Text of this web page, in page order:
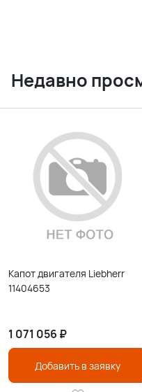
Недавно
Капот двигателя Liebherr
11404653
1 071 056 ₽
Добавить в заявку